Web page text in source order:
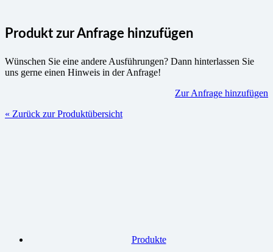
Produkt zur Anfrage hinzufügen
Wünschen Sie eine andere Ausführungen? Dann hinterlassen Sie
uns gerne einen Hinweis in der Anfrage!
Zur Anfrage hinzufügen
« Zurück zur Produktübersicht
Produkte